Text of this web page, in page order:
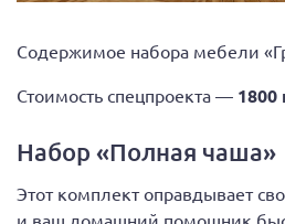
Содержимое набора мебели
Стоимость спецпроекта — 1800
Набор «Полная чаша»
Этот комплект оправдывает
и ваш домашний помощник